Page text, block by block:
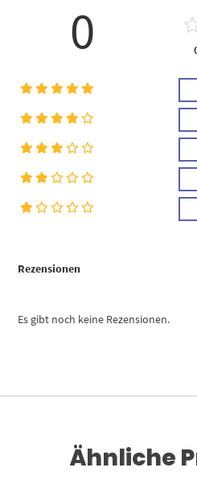
Rezensionen
Es gibt noch keine Rezensionen.
0
Ähnliche